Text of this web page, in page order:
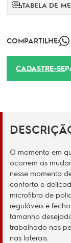
TABELA DE
COMPARTILHE:
CADASTRE-SE
O momento em
ocorrem as
nesse momento
conforto e
microfibra de
reguláveis e
tamanho
trabalhado nas
nas laterais.